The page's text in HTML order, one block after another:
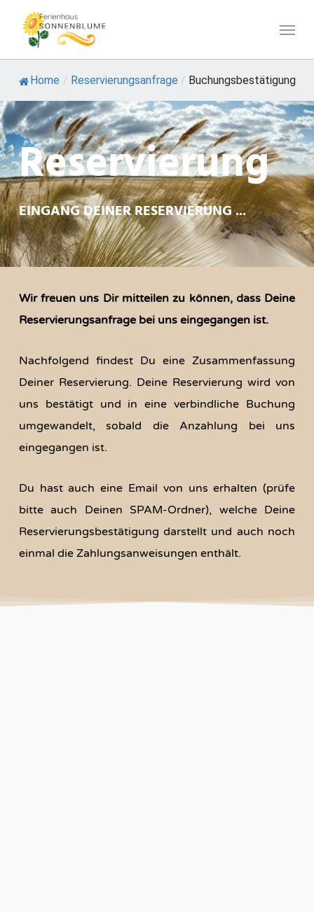
content
Menu
Home / Reservierungsanfrage / Buchungsbestätigung
Reservierung
EINGANG DEINER RESERVIERUNG ...
Wir freuen uns Dir mitteilen zu können, dass Deine
Reservierungsanfrage bei uns eingegangen ist.
Nachfolgend findest Du eine Zusammenfassung
Deiner Reservierung. Deine Reservierung wird von
uns bestätigt und in eine verbindliche Buchung
umgewandelt, sobald die Anzahlung bei uns
eingegangen ist.
Du hast auch eine Email von uns erhalten (prüfe
bitte auch Deinen SPAM-Ordner), welche Deine
Reservierungsbestätigung darstellt und auch noch
einmal die Zahlungsanweisungen enthält.